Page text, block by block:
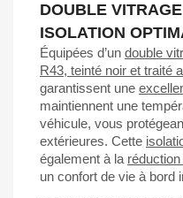
DOUBLE
ISOLATION
Équipées d’un double
R43, teinté noir et traité
garantissent une
maintiennent une
véhicule, vous
extérieures. Cette
également à la
un confort de vie à bord